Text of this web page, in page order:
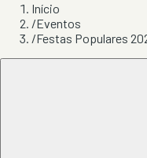
Início
/Eventos
/Festas Populares